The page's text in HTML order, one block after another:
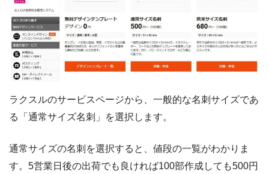
ラクスルのサービスページから、一般的な名刺サイズであ
る「通常サイズ名刺」を選択します。
通常サイズの名刺を選択すると、値段の一覧がわかりま
す。5営業日後の出荷でも良ければ100部作成しても500円